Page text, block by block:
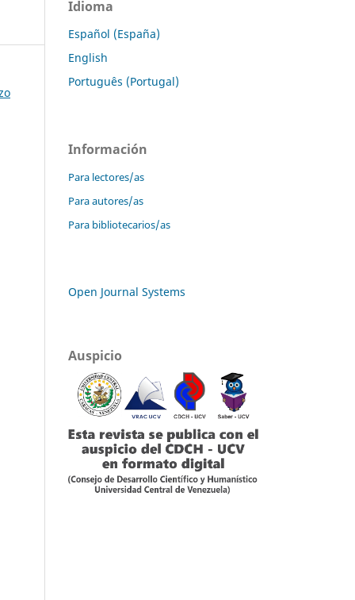
Idioma
Español (España)
English
Português (Portugal)
Información
Para lectores/as
Para autores/as
Para bibliotecarios/as
Open Journal Systems
Auspicio